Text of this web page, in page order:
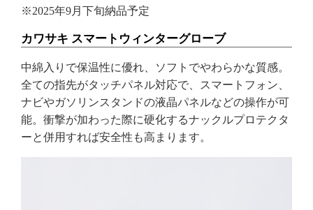
※2025年9月下旬納品予定
カワサキ スマートウィンターグローブ
中綿入りで保温性に優れ、ソフトでやわらかな質感。
全ての指先がタッチパネル対応で、スマートフォン、
ナビやガソリンスタンドの液晶パネルなどの操作が可
能。衝撃が加わった際に硬化するナックルプロテクタ
ーと併用すれば安全性も高まります。